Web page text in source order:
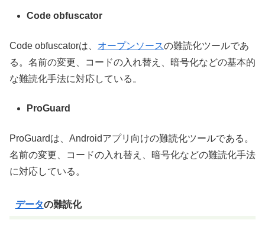
Code obfuscator
Code obfuscatorは、 オープンソースの難読化ツールであ
る。名前の変更、コードの入れ替え、暗号化などの基本的
な難読化手法に対応している。
ProGuard
ProGuardは、Androidアプリ向けの難読化ツールである。
名前の変更、コードの入れ替え、暗号化などの難読化手法
に対応している。
データの難読化